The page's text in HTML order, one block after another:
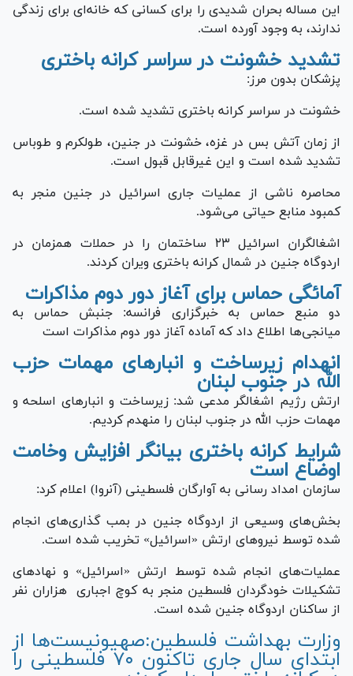
این مساله بحران شدیدی را برای کسانی که خانه‌ای برای زندگی
ندارند، به وجود آورده است.
تشدید خشونت در سراسر کرانه باختری
پزشکان بدون مرز:
خشونت در سراسر کرانه باختری تشدید شده است.
از زمان آتش بس در غزه، خشونت در جنین، طولکرم و طوباس
تشدید شده است و این غیرقابل قبول است.
محاصره ناشی از عملیات جاری اسرائیل در جنین منجر به
کمبود منابع حیاتی می‌شود.
اشغالگران اسرائیل ۲۳ ساختمان را در حملات همزمان در
اردوگاه جنین در شمال کرانه باختری ویران کردند.
آمائگی حماس برای آغاز دور دوم مذاکرات
دو منبع حماس به خبرگزاری فرانسه: جنبش حماس به
میانجی‌ها اطلاع داد که آماده آغاز دور دوم مذاکرات است
انهدام زیرساخت و انبار‌های مهمات حزب
الله در جنوب لبنان
ارتش رژیم اشغالگر مدعی شد: زیرساخت و انبار‌های اسلحه و
مهمات حزب الله در جنوب لبنان را منهدم کردیم.
شرایط کرانه باختری بیانگر افزایش وخامت
اوضاع است
سازمان امداد رسانی به آوارگان فلسطینی (آنروا) اعلام کرد:
بخش‌های وسیعی از اردوگاه جنین در بمب گذاری‌های انجام
شده توسط نیرو‌های ارتش «اسرائیل» تخریب شده است.
عملیات‌های انجام شده توسط ارتش «اسرائیل» و نهاد‌های
تشکیلات خودگردان فلسطین منجر به کوچ اجباری هزاران نفر
از ساکنان اردوگاه جنین شده است.
وزارت بهداشت فلسطین:صهیونیست‌ها از
ابتدای سال جاری تاکنون ۷۰ فلسطینی را